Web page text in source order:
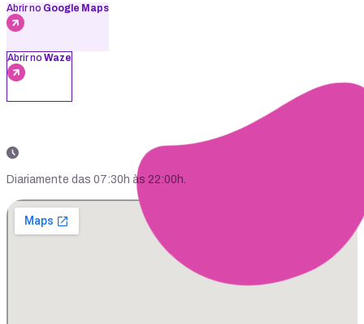
Abrir no Google Maps
Abrir no Waze
Diariamente das 07:30h às 22:00h.